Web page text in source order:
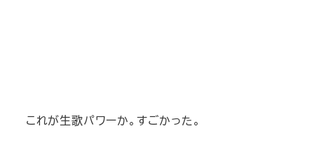
これが生歌パワーか。すごかった。